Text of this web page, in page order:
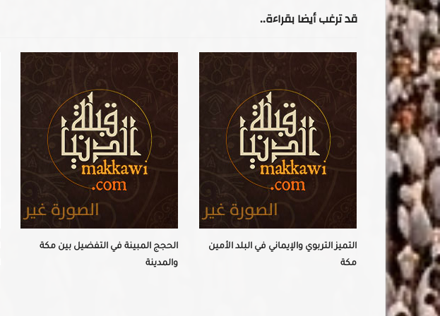
قد ترغب أيضا بقراءة..
الحجج المبينة في التفضيل بين مكة
والمدينة
التميز التربوي والإيماني في البلد الأمين
مكة
في